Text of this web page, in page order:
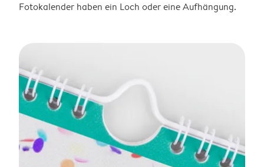
Fotokalender haben ein Loch oder eine Aufhängung.